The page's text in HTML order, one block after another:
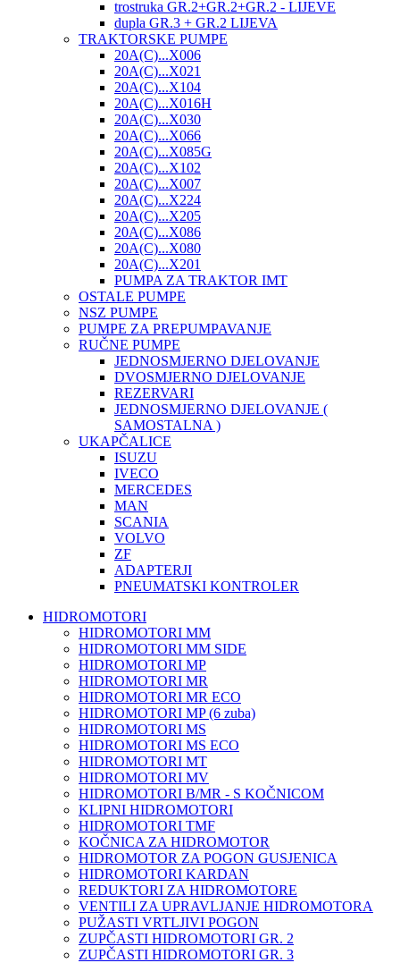
trostruka GR.2+GR.2+GR.2 - LIJEVE
dupla GR.3 + GR.2 LIJEVA
TRAKTORSKE PUMPE
20A(C)...X006
20A(C)...X021
20A(C)...X104
20A(C)...X016H
20A(C)...X030
20A(C)...X066
20A(C)...X085G
20A(C)...X102
20A(C)...X007
20A(C)...X224
20A(C)...X205
20A(C)...X086
20A(C)...X080
20A(C)...X201
PUMPA ZA TRAKTOR IMT
OSTALE PUMPE
NSZ PUMPE
PUMPE ZA PREPUMPAVANJE
RUČNE PUMPE
JEDNOSMJERNO DJELOVANJE
DVOSMJERNO DJELOVANJE
REZERVARI
JEDNOSMJERNO DJELOVANJE (
SAMOSTALNA )
UKAPČALICE
ISUZU
IVECO
MERCEDES
MAN
SCANIA
VOLVO
ZF
ADAPTERJI
PNEUMATSKI KONTROLER
HIDROMOTORI
HIDROMOTORI MM
HIDROMOTORI MM SIDE
HIDROMOTORI MP
HIDROMOTORI MR
HIDROMOTORI MR ECO
HIDROMOTORI MP (6 zuba)
HIDROMOTORI MS
HIDROMOTORI MS ECO
HIDROMOTORI MT
HIDROMOTORI MV
HIDROMOTORI B/MR - S KOČNICOM
KLIPNI HIDROMOTORI
HIDROMOTORI TMF
KOČNICA ZA HIDROMOTOR
HIDROMOTOR ZA POGON GUSJENICA
HIDROMOTORI KARDAN
REDUKTORI ZA HIDROMOTORE
VENTILI ZA UPRAVLJANJE HIDROMOTORA
PUŽASTI VRTLJIVI POGON
ZUPČASTI HIDROMOTORI GR. 2
ZUPČASTI HIDROMOTORI GR. 3